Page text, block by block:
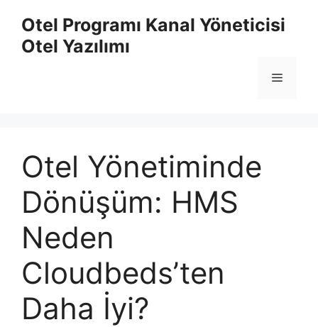
Otel Programı Kanal Yöneticisi
Otel Yazılımı
Menü
Otel Yönetiminde
Dönüşüm: HMS
Neden
Cloudbeds’ten
Daha İyi?